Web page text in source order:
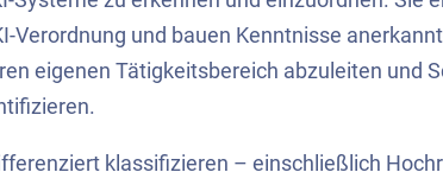
Verordnung und bauen Kenntnisse
eigenen Tätigkeitsbereich abzuleiten und
klassifizieren – einschließlich